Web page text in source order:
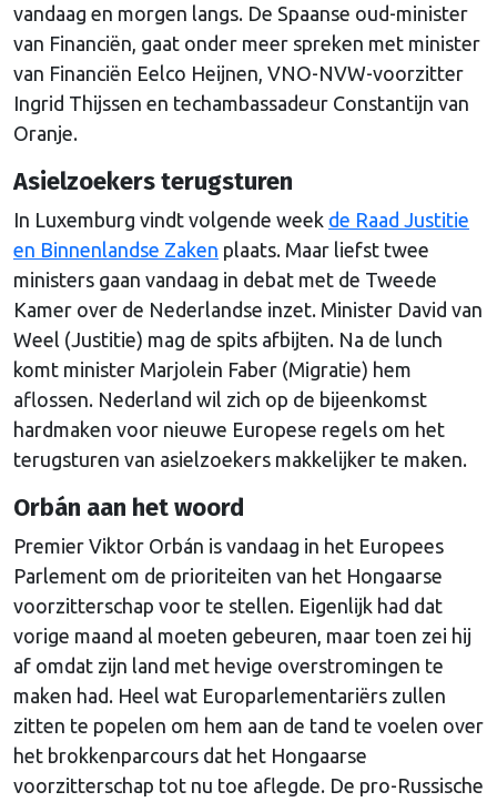
vandaag en morgen langs. De Spaanse oud-minister
van Financiën, gaat onder meer spreken met minister
van Financiën Eelco Heijnen, VNO-NVW-voorzitter
Ingrid Thijssen en techambassadeur Constantijn van
Oranje.
Asielzoekers terugsturen
In Luxemburg vindt volgende week de Raad Justitie
en Binnenlandse Zaken plaats. Maar liefst twee
ministers gaan vandaag in debat met de Tweede
Kamer over de Nederlandse inzet. Minister David van
Weel (Justitie) mag de spits afbijten. Na de lunch
komt minister Marjolein Faber (Migratie) hem
aflossen. Nederland wil zich op de bijeenkomst
hardmaken voor nieuwe Europese regels om het
terugsturen van asielzoekers makkelijker te maken.
Orbán aan het woord
Premier Viktor Orbán is vandaag in het Europees
Parlement om de prioriteiten van het Hongaarse
voorzitterschap voor te stellen. Eigenlijk had dat
vorige maand al moeten gebeuren, maar toen zei hij
af omdat zijn land met hevige overstromingen te
maken had. Heel wat Europarlementariërs zullen
zitten te popelen om hem aan de tand te voelen over
het brokkenparcours dat het Hongaarse
voorzitterschap tot nu toe aflegde. De pro-Russische